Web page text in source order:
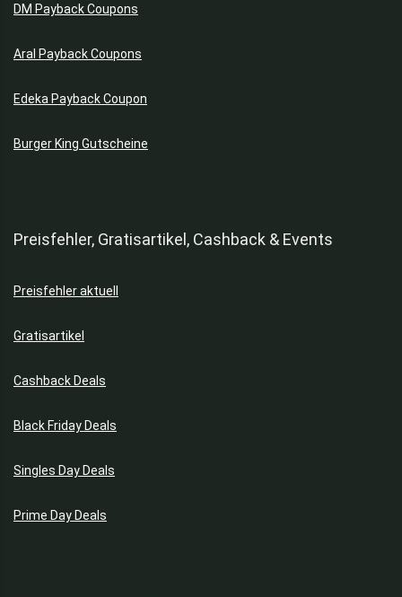
Home & Living
Hörbücher
Hüte & Mützen
Jeans
Kindersitze & Kinderwagen
Koffer
Kostenlos & Gratisartikel
Küchenhelfer
Küchenwaagen
Laufräder
Mäntel
DM Payback Coupons
Aral Payback Coupons
Edeka Payback Coupon
Burger King Gutscheine
Preisfehler, Gratisartikel, Cashback & Events
Preisfehler aktuell
Gratisartikel
Cashback Deals
Black Friday Deals
Singles Day Deals
Prime Day Deals